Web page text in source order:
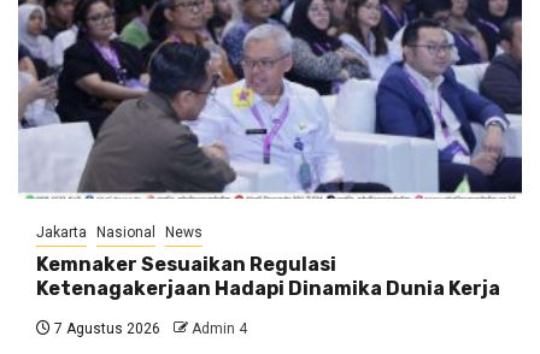
Jakarta Nasional News
Kemnaker Sesuaikan Regulasi
Ketenagakerjaan Hadapi Dinamika Dunia Kerja
7 Agustus 2026 Admin 4